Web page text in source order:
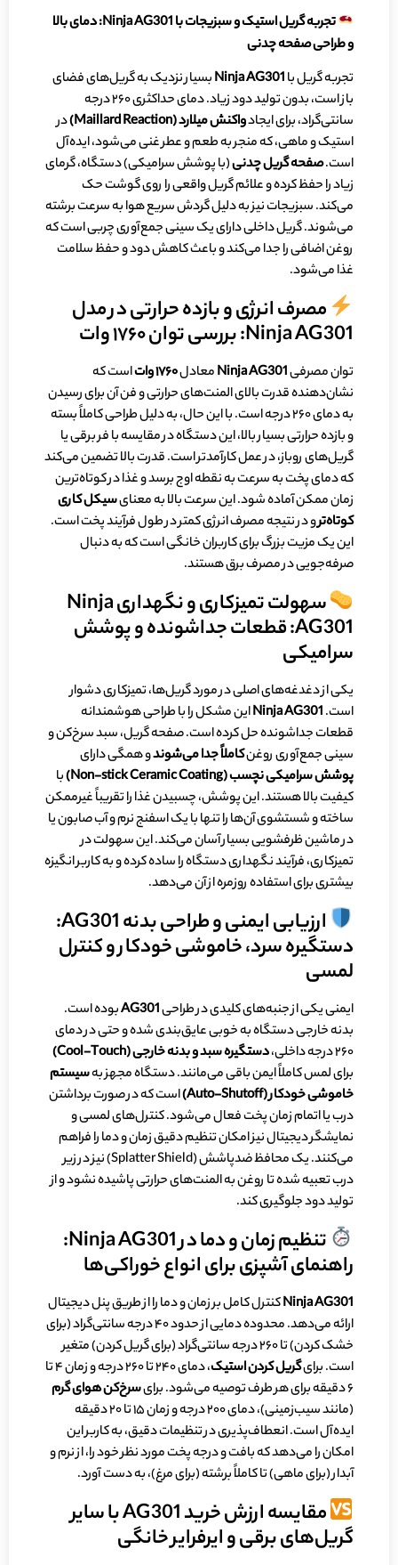
تجربهگریلاستیکوسبزیجاتباNinja AG301: دمای بالا
و طراحی صفحه چدنی
تجربه گریل باNinja AG301بسیار نزدیک به گریل‌های فضای
باز است، بدون تولید دود زیاد. دمای حداکثری ۲۶۰ درجه
سانتی‌گراد، برای ایجادواکنش میلارد (Maillard Reaction
)در
استیک و ماهی، که منجر به طعم و عطر غنی می‌شود، ایده‌آل
است.صفحه گریل چدنی(با پوشش سرامیکی) دستگاه، گرمای
زیاد را حفظ کرده و علائم گریل واقعی را روی گوشت حک
می‌کند. سبزیجات نیز به دلیل گردش سریع هوا به سرعت برشته
می‌شوند. گریل داخلی دارای یک سینی جمع‌آوری چربی است که
روغن اضافی را جدا می‌کند و باعث کاهش دود و حفظ سلامت
غذا می‌شود.
مصرف انرژی و بازده حرارتی در مدل
Ninja AG301: بررسی توان ۱۷۶۰ وات
توان مصرفیNinja AG301معادل۱۷۶۰واتاست که
نشان‌دهنده قدرت بالای المنت‌های حرارتی و فن آن برای رسیدن
به دمای ۲۶۰ درجه است. با این حال، به دلیل طراحی کاملاً بسته
و بازده حرارتی بسیار بالا، این دستگاه در مقایسه با فر برقی یا
گریل‌های روباز، در عمل کارآمدتر است. قدرت بالا تضمین می‌کند
که دمای پخت به سرعت به نقطه اوج برسد و غذا در کوتاه‌ترین
زمان ممکن آماده شود. این سرعت بالا به معنایسیکل کاری
کوتاه‌ترو در نتیجه مصرف انرژی کمتر در طول فرآیند پخت است.
این یک مزیت بزرگ برای کاربران خانگی است که به دنبال
صرفه‌جویی در مصرف برق هستند.
سهولت تمیزکاری و نگهداری Ninja
AG301: قطعات جداشونده و پوشش
سرامیکی
یکی از دغدغه‌های اصلی در مورد گریل‌ها، تمیزکاری دشوار
است.Ninja AG301این مشکل را با طراحی هوشمندانه
قطعات جداشونده حل کرده است. صفحه گریل، سبد سرخ‌کن و
سینی جمع‌آوری روغنکاملاً جدا می‌شوندو همگی دارای
پوشش سرامیکی نچسب (Non-stick Ceramic Coating
)با
کیفیت بالا هستند. این پوشش، چسبیدن غذا را تقریباً غیرممکن
ساخته و شستشوی آن‌ها را تنها با یک اسفنج نرم و آب صابون یا
در ماشین ظرفشویی بسیار آسان می‌کند. این سهولت در
تمیزکاری، فرآیند نگهداری دستگاه را ساده کرده و به کاربر انگیزه
بیشتری برای استفاده روزمره از آن می‌دهد.
ارزیابی ایمنی و طراحی بدنه AG301:
دستگیره سرد، خاموشی خودکار و کنترل
لمسی
ایمنی یکی از جنبه‌های کلیدی در طراحیAG301بوده است.
بدنه خارجی دستگاه به خوبی عایق‌بندی شده و حتی در دمای
۲۶۰ درجه داخلی،
دستگیره سبد و بدنه خارجی (Cool-Touch
)
برای لمس کاملاً ایمن باقی می‌مانند. دستگاه مجهز بهسیستم
خاموشی خودکار (Auto-Shutoff
)است که در صورت برداشتن
درب یا اتمام زمان پخت فعال می‌شود. کنترل‌های لمسی و
نمایشگر دیجیتال نیز امکان تنظیم دقیق زمان و دما را فراهم
می‌کنند. یک محافظ ضدپاشش (Splatter Shield) نیز در زیر
درب تعبیه شده تا روغن به المنت‌های حرارتی پاشیده نشود و از
تولید دود جلوگیری کند.
تنظیم زمان و دما در Ninja AG301:
راهنمای آشپزی برای انواع خوراکی‌ها
Ninja AG301کنترل کامل بر زمان و دما را از طریق پنل دیجیتال
ارائه می‌دهد. محدوده دمایی از حدود ۴۰ درجه سانتی‌گراد (برای
خشک کردن) تا ۲۶۰ درجه سانتی‌گراد (برای گریل کردن) متغیر
است. برایگریل کردن استیک
، دمای ۲۴۰ تا ۲۶۰ درجه و زمان ۴ تا
۶ دقیقه برای هر طرف توصیه می‌شود. برای
سرخ‌کن هوای گرم
(مانند سیب‌زمینی)، دمای ۲۰۰ درجه و زمان ۱۵ تا ۲۰ دقیقه
ایده‌آل است. انعطاف‌پذیری در تنظیمات دقیق، به کاربر این
امکان را می‌دهد که بافت و درجه پخت مورد نظر خود را، از نرم و
آبدار (برای ماهی) تا کاملاً برشته (برای مرغ)، به دست آورد.
مقایسه ارزش خرید AG301 با سایر
گریل‌های برقی و ایرفرایر خانگی